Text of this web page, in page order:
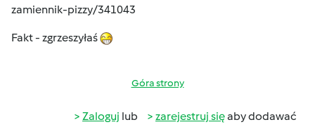
zamiennik-pizzy/341043
Fakt - zgrzeszyłaś
Góra strony
Zaloguj lub zarejestruj sięaby dodawać